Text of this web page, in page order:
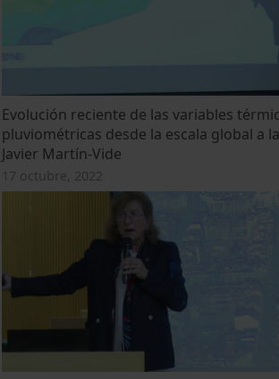
Evolución reciente de las variables
pluviométricas desde la escala global a
Javier Martín-Vide
17 octubre, 2022